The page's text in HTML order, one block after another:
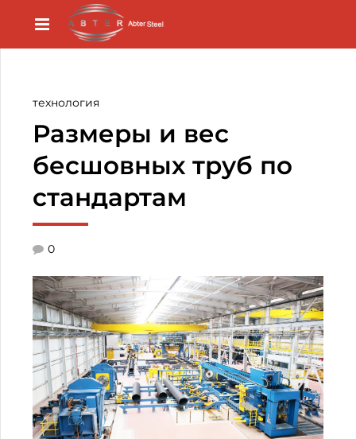
технология
Размеры и вес
бесшовных труб по
стандартам
0